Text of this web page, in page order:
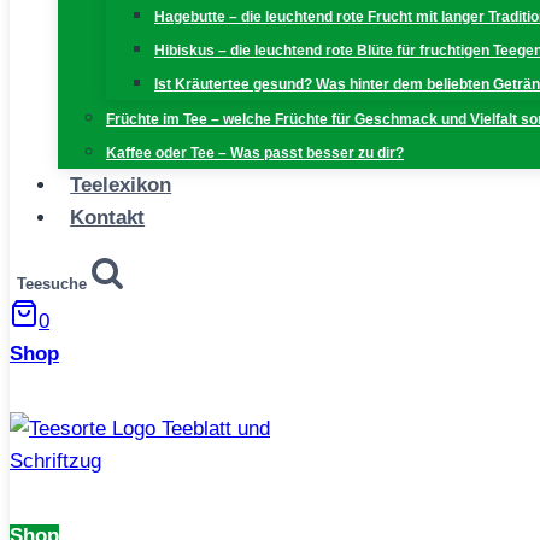
Hagebutte – die leuchtend rote Frucht mit langer
Hibiskus – die leuchtend rote Blüte für fruchtigen
Ist Kräutertee gesund? Was hinter dem beliebten
Früchte im Tee – welche Früchte für Geschmack und Vielfalt
Kaffee oder Tee – Was passt besser zu dir?
Teelexikon
Kontakt
Teesuche
0
Shop